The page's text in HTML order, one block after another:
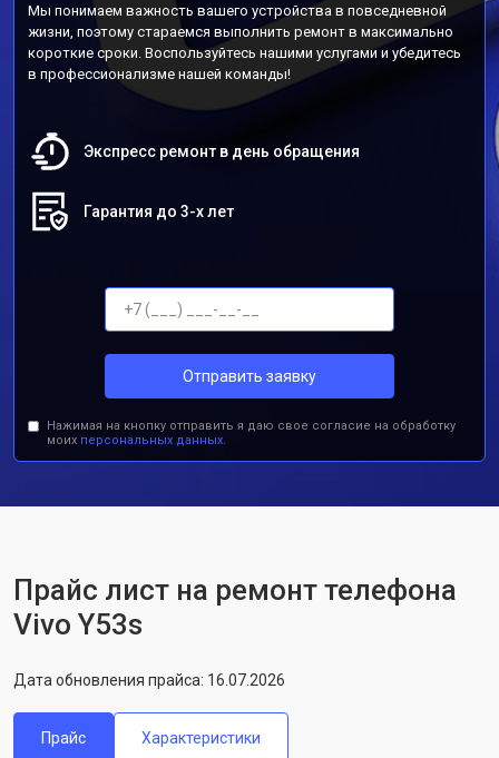
Мы понимаем важность вашего устройства в повседневной
жизни, поэтому стараемся выполнить ремонт в максимально
короткие сроки. Воспользуйтесь нашими услугами и убедитесь
в профессионализме нашей команды!
Экспресс ремонт в день обращения
Гарантия до 3-х лет
Отправить заявку
Нажимая на кнопку отправить я даю свое согласие на обработку
моих персональных данных.
Прайс лист на ремонт телефона
Vivo Y53s
Дата обновления прайса: 16.07.2026
Прайс Характеристики